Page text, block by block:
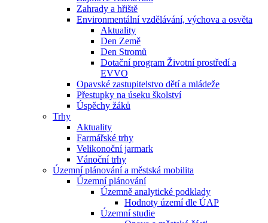
Zahrady a hřiště
Environmentální vzdělávání, výchova a osvěta
Aktuality
Den Země
Den Stromů
Dotační program Životní prostředí a
EVVO
Opavské zastupitelstvo dětí a mládeže
Přestupky na úseku školství
Úspěchy žáků
Trhy
Aktuality
Farmářské trhy
Velikonoční jarmark
Vánoční trhy
Územní plánování a městská mobilita
Územní plánování
Územně analytické podklady
Hodnoty území dle ÚAP
Územní studie